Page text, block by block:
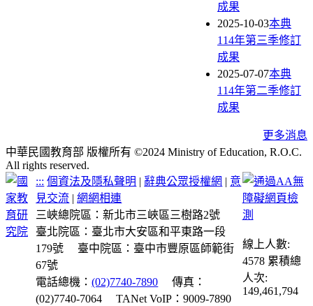
成果
2025-10-03本典
114年第三季修訂
成果
2025-07-07本典
114年第二季修訂
成果
更多消息
中華民國教育部 版權所有 ©2024 Ministry of Education, R.O.C.
All rights reserved.
::: 個資法及隱私聲明 | 辭典公眾授權網 | 意
見交流 |網網相連
三峽總院區：新北市三峽區三樹路2號
臺北院區：臺北市大安區和平東路一段
179號
臺中院區：臺中市豐原區師範街
67號
電話總機：(02)7740-7890
傳真：
(02)7740-7064
TANet VoIP：9009-7890
線上人數:
4578 累積總
人次:
149,461,794